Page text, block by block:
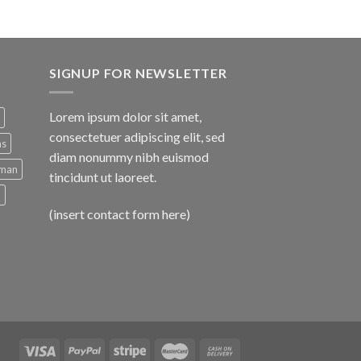
SIGNUP FOR NEWSLETTER
Lorem ipsum dolor sit amet,
consectetuer adipiscing elit, sed
diam nonummy nibh euismod
tincidunt ut laoreet.
(insert contact form here)